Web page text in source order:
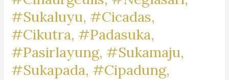
#Sukaluyu, #Cicadas,
#Cikutra, #Padasuka,
#Pasirlayung, #Sukamaju,
#Sukapada, #Cipadung,